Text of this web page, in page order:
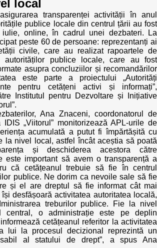
local
transparenței activității în anul
publice locale din centrul țării au fost
iulie, online, în cadrul unei dezbateri. La
peste 60 de persoane: reprezentanți ai
civile, care au realizat rapoartele de
autorităților publice locale, care au fost
asupra concluziilor și recomandărilor
este parte a proiectului „Autorități
pentru cetățeni activi și informați”,
Institutul pentru Dezvoltare și Inițiative
Ana Znaceni, coordonatorul de
„Viitorul” monitorizează APL-urile de
acumulată a putut fi împărtășită cu
la nivel local, astfel încât aceștia să poată
și deschiderea acestora către
este important să avem o transparență a
că cetățeanul trebuie să fie în centrul
publice. Ne dorim ca nevoile sale să fie
și el are dreptul să fie informat cât mai
desfășoară activitatea autoritatea locală,
treburilor publice. Fie la nivel
central, o administrație este pe deplin
cetățeanul referitor la activitatea
lui la procesul decizional reprezintă un
al statului de drept”, a spus Ana